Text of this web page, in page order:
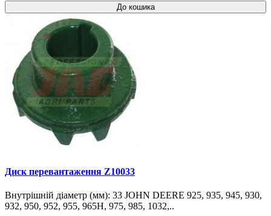
До кошика
Диск перевантаження Z10033
Внутрішній діаметр (мм): 33 JOHN DEERE 925, 935, 945, 930,
932, 950, 952, 955, 965H, 975, 985, 1032,..